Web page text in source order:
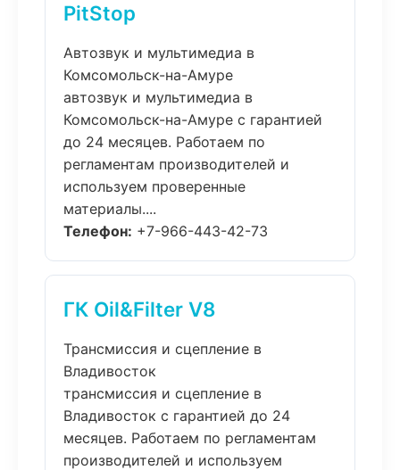
PitStop
Автозвук и мультимедиа в
Комсомольск-на-Амуре
автозвук и мультимедиа в
Комсомольск-на-Амуре с гарантией
до 24 месяцев. Работаем по
регламентам производителей и
используем проверенные
материалы....
Телефон: +7-966-443-42-73
ГК Oil&Filter V8
Трансмиссия и сцепление в
Владивосток
трансмиссия и сцепление в
Владивосток с гарантией до 24
месяцев. Работаем по регламентам
производителей и используем